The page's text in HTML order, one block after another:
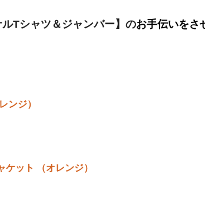
Tシャツ＆ジャンバー】のお手伝いをさ
ンジ）
ット （オレンジ）